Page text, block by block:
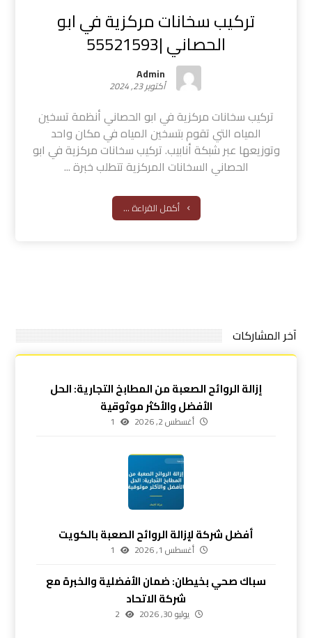
تركيب سخانات مركزية في ابو
الحصاني |55521593
Admin
أكتوبر 23, 2024
تركيب سخانات مركزية في ابو الحصاني أنظمة تسخين
المياه التي تقوم بتسخين المياه في مكان واحد
وتوزيعها عبر شبكة أنابيب. تركيب سخانات مركزية في ابو
الحصاني السخانات المركزية تتطلب خبرة ...
أكمل القراءة ...
آخر المشاركات
إزالة الروائح الصعبة من المطابخ التجارية: الحل
الأفضل والأكثر موثوقية
أغسطس 2, 2026 1
أفضل شركة لإزالة الروائح الصعبة بالكويت
أغسطس 1, 2026 1
سباك صحي بخيطان: ضمان الأفضلية والخبرة مع
شركة الاتحاد
يوليو 30, 2026 2